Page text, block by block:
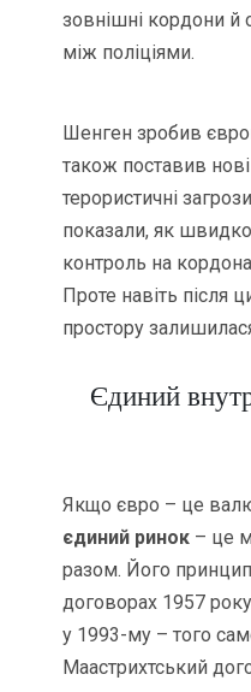
зовнішні кордони й
між поліціями.
Шенген зробив
також поставив
терористичні
показали, як
контроль на
Проте навіть після
простору
Єдиний
Якщо євро – це
єдиний ринок – це
разом. Його
договорах 1957
у 1993-му – того
Маастрихтський